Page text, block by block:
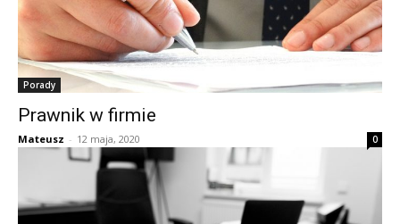
Porady
Prawnik w firmie
Mateusz - 12 maja, 2020 0